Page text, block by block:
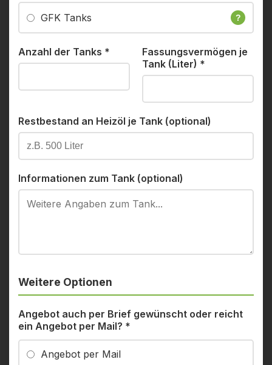
GFK Tanks ?
Anzahl der Tanks *
Fassungsvermögen je
Tank (Liter) *
Restbestand an Heizöl je Tank (optional)
Informationen zum Tank (optional)
Weitere Optionen
Angebot auch per Brief gewünscht oder reicht
ein Angebot per Mail? *
Angebot per Mail